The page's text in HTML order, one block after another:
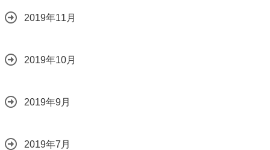
2019年11月
2019年10月
2019年9月
2019年7月